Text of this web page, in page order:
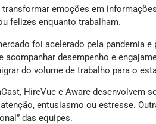
emoções em
felizes enquanto trabalham.
foi acelerado pela pandemia
acompanhar desempenho e
do volume de trabalho para o
HireVue e Aware desenvolvem
entusiasmo ou estresse.
das equipes.